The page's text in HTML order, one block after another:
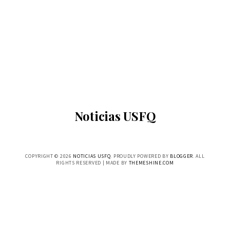
Noticias USFQ
COPYRIGHT © 2026 NOTICIAS USFQ. PROUDLY POWERED BY BLOGGER. ALL
RIGHTS RESERVED | MADE BY THEMESHINE.COM